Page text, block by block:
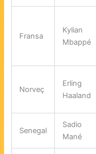
Fransa
Kylian
Mbappé
Norveç
Erling
Haaland
Senegal
Sadio
Mané